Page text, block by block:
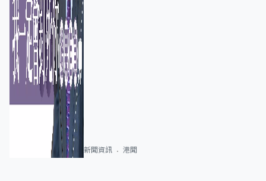
新聞資訊 港聞